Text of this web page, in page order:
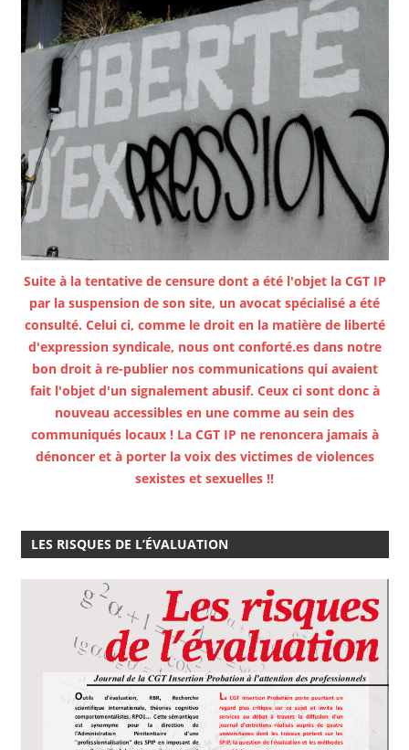
Suite à la tentative de censure dont a été l'objet la CGT IP
par la suspension de son site, un avocat spécialisé a été
consulté. Celui ci, comme le droit en la matière de liberté
d'expression syndicale, nous ont conforté.es dans notre
bon droit à re-publier nos communications qui avaient
fait l'objet d'un signalement abusif. Ceux ci sont donc à
nouveau accessibles en une comme au sein des
communiqués locaux ! La CGT IP ne renoncera jamais à
dénoncer et à porter la voix des victimes de violences
sexistes et sexuelles !!
LES RISQUES DE L’ÉVALUATION